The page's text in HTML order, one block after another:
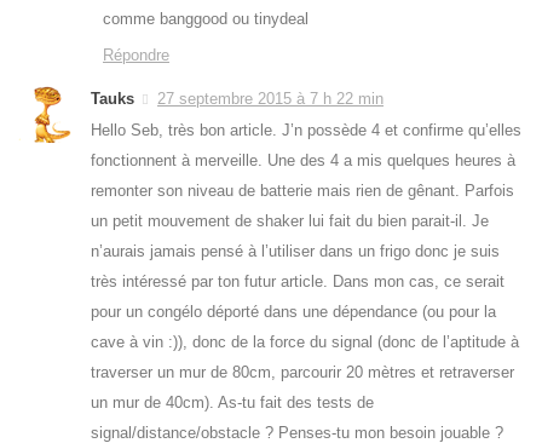
comme banggood ou tinydeal
Répondre
Tauks
27 septembre 2015 à 7 h 22 min
Hello Seb, très bon article. J’n possède 4 et confirme qu’elles
fonctionnent à merveille. Une des 4 a mis quelques heures à
remonter son niveau de batterie mais rien de gênant. Parfois
un petit mouvement de shaker lui fait du bien parait-il. Je
n’aurais jamais pensé à l’utiliser dans un frigo donc je suis
très intéressé par ton futur article. Dans mon cas, ce serait
pour un congélo déporté dans une dépendance (ou pour la
cave à vin :)), donc de la force du signal (donc de l’aptitude à
traverser un mur de 80cm, parcourir 20 mètres et retraverser
un mur de 40cm). As-tu fait des tests de
signal/distance/obstacle ? Penses-tu mon besoin jouable ?